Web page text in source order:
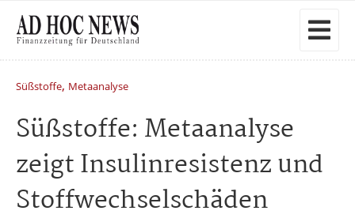
Süßstoffe, Metaanalyse
Süßstoffe: Metaanalyse
zeigt Insulinresistenz und
Stoffwechselschäden